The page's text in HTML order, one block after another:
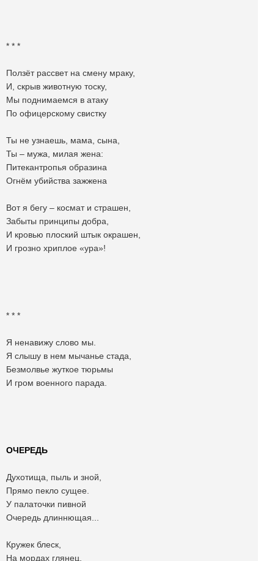
* * *
Ползёт рассвет на смену мраку,
И, скрыв животную тоску,
Мы поднимаемся в атаку
По офицерскому свистку
Ты не узнаешь, мама, сына,
Ты – мужа, милая жена:
Питекантропья образина
Огнём убийства зажжена
Вот я бегу – космат и страшен,
Забыты принципы добра,
И кровью плоский штык окрашен,
И грозно хриплое «ура»!
* * *
Я ненавижу слово мы.
Я слышу в нем мычанье стада,
Безмолвье жуткое тюрьмы
И гром военного парада.
ОЧЕРЕДЬ
Духотища, пыль и зной,
Прямо пекло сущее.
У палаточки пивной
Очередь длиннющая...
Кружек блеск,
На мордах глянец,